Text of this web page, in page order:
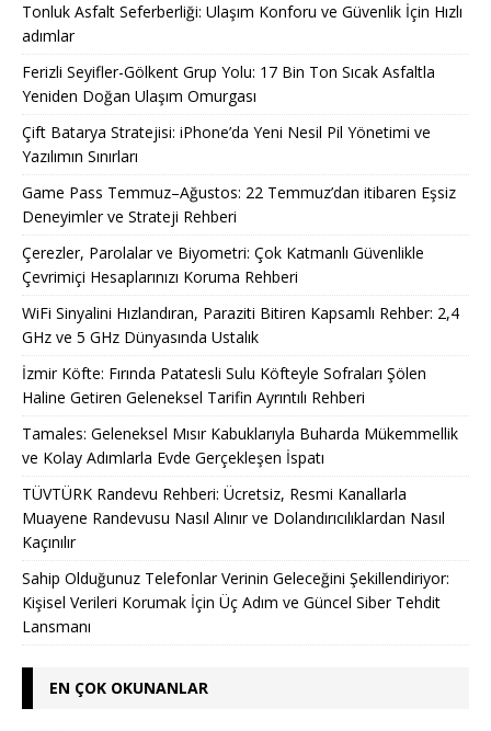
Tonluk Asfalt Seferberliği: Ulaşım Konforu ve Güvenlik İçin Hızlı
adımlar
Ferizli Seyifler-Gölkent Grup Yolu: 17 Bin Ton Sıcak Asfaltla
Yeniden Doğan Ulaşım Omurgası
Çift Batarya Stratejisi: iPhone’da Yeni Nesil Pil Yönetimi ve
Yazılımın Sınırları
Game Pass Temmuz–Ağustos: 22 Temmuz’dan itibaren Eşsiz
Deneyimler ve Strateji Rehberi
Çerezler, Parolalar ve Biyometri: Çok Katmanlı Güvenlikle
Çevrimiçi Hesaplarınızı Koruma Rehberi
WiFi Sinyalini Hızlandıran, Paraziti Bitiren Kapsamlı Rehber: 2,4
GHz ve 5 GHz Dünyasında Ustalık
İzmir Köfte: Fırında Patatesli Sulu Köfteyle Sofraları Şölen
Haline Getiren Geleneksel Tarifin Ayrıntılı Rehberi
Tamales: Geleneksel Mısır Kabuklarıyla Buharda Mükemmellik
ve Kolay Adımlarla Evde Gerçekleşen İspatı
TÜVTÜRK Randevu Rehberi: Ücretsiz, Resmi Kanallarla
Muayene Randevusu Nasıl Alınır ve Dolandırıcılıklardan Nasıl
Kaçınılır
Sahip Olduğunuz Telefonlar Verinin Geleceğini Şekillendiriyor:
Kişisel Verileri Korumak İçin Üç Adım ve Güncel Siber Tehdit
Lansmanı
EN ÇOK OKUNANLAR